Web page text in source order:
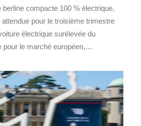
berline compacte 100 % électrique,
attendue pour le troisième trimestre
électrique surélevée du
pour le marché européen,…